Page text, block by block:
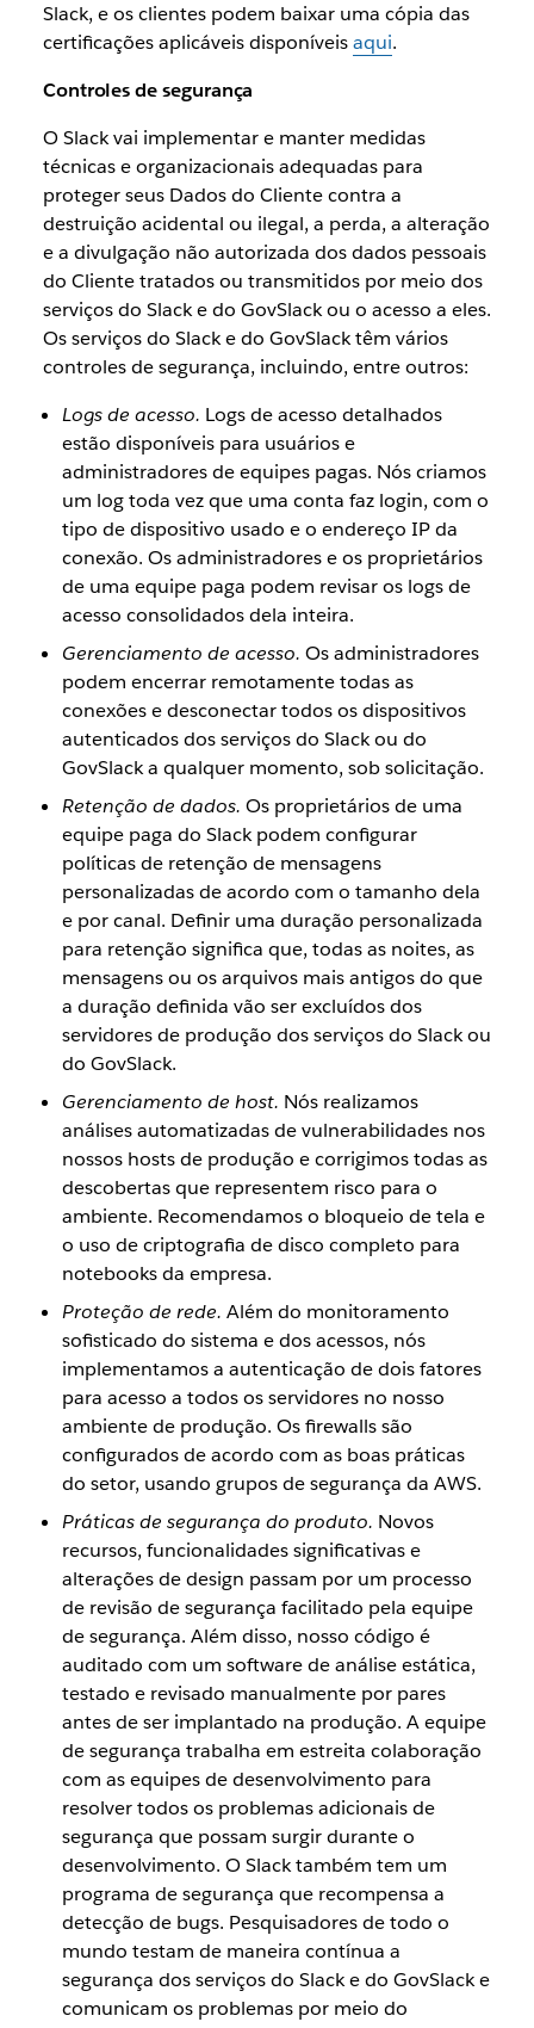
Slack, e os clientes podem baixar uma cópia das
certificações aplicáveis disponíveisaqui.
Controles de segurança
O Slack vai implementar e manter medidas
técnicas e organizacionais adequadas para
proteger seus Dados do Cliente contra a
destruição acidental ou ilegal, a perda, a alteração
e a divulgação não autorizada dos dados pessoais
do Cliente tratados ou transmitidos por meio dos
serviços do Slack e do GovSlack ou o acesso a eles.
Os serviços do Slack e do GovSlack têm vários
controles de segurança, incluindo, entre outros:
Logs de acesso. Logs de acesso detalhados
estão disponíveis para usuários e
administradores de equipes pagas. Nós criamos
um log toda vez que uma conta faz login, com o
tipo de dispositivo usado e o endereço IP da
conexão. Os administradores e os proprietários
de uma equipe paga podem revisar os logs de
acesso consolidados dela inteira.
Gerenciamento de acesso. Os administradores
podem encerrar remotamente todas as
conexões e desconectar todos os dispositivos
autenticados dos serviços do Slack ou do
GovSlack a qualquer momento, sob solicitação.
Retenção de dados. Os proprietários de uma
equipe paga do Slack podem configurar
políticas de retenção de mensagens
personalizadas de acordo com o tamanho dela
e por canal. Definir uma duração personalizada
para retenção significa que, todas as noites, as
mensagens ou os arquivos mais antigos do que
a duração definida vão ser excluídos dos
servidores de produção dos serviços do Slack ou
do GovSlack.
Gerenciamento de host. Nós realizamos
análises automatizadas de vulnerabilidades nos
nossos hosts de produção e corrigimos todas as
descobertas que representem risco para o
ambiente. Recomendamos o bloqueio de tela e
o uso de criptografia de disco completo para
notebooks da empresa.
Proteção de rede. Além do monitoramento
sofisticado do sistema e dos acessos, nós
implementamos a autenticação de dois fatores
para acesso a todos os servidores no nosso
ambiente de produção. Os firewalls são
configurados de acordo com as boas práticas
do setor, usando grupos de segurança da AWS.
Práticas de segurança do produto. Novos
recursos, funcionalidades significativas e
alterações de design passam por um processo
de revisão de segurança facilitado pela equipe
de segurança. Além disso, nosso código é
auditado com um software de análise estática,
testado e revisado manualmente por pares
antes de ser implantado na produção. A equipe
de segurança trabalha em estreita colaboração
com as equipes de desenvolvimento para
resolver todos os problemas adicionais de
segurança que possam surgir durante o
desenvolvimento. O Slack também tem um
programa de segurança que recompensa a
detecção de bugs. Pesquisadores de todo o
mundo testam de maneira contínua a
segurança dos serviços do Slack e do GovSlack e
comunicam os problemas por meio do